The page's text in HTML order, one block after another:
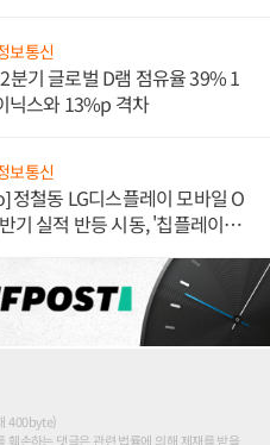
보통신
분기 글로벌 D램 점유율 39% 1
닉스와 13%p 격차
보통신
정철동 LG디스플레이 모바일 O
기 실적 반등 시동, '칩플레이
400byte)
훼손하는 댓글은 관련 법률에 의해 제재를 받을